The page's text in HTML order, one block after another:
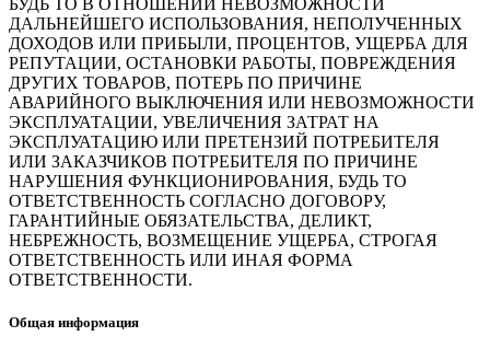
ДАЛЬНЕЙШЕГО ИСПОЛЬЗОВАНИЯ, НЕПОЛУЧЕННЫХ
ДОХОДОВ ИЛИ ПРИБЫЛИ, ПРОЦЕНТОВ, УЩЕРБА ДЛЯ
РЕПУТАЦИИ, ОСТАНОВКИ РАБОТЫ, ПОВРЕЖДЕНИЯ
ДРУГИХ ТОВАРОВ, ПОТЕРЬ ПО ПРИЧИНЕ
АВАРИЙНОГО ВЫКЛЮЧЕНИЯ ИЛИ НЕВОЗМОЖНОСТИ
ЭКСПЛУАТАЦИИ, УВЕЛИЧЕНИЯ ЗАТРАТ НА
ЭКСПЛУАТАЦИЮ ИЛИ ПРЕТЕНЗИЙ ПОТРЕБИТЕЛЯ
ИЛИ ЗАКАЗЧИКОВ ПОТРЕБИТЕЛЯ ПО ПРИЧИНЕ
НАРУШЕНИЯ ФУНКЦИОНИРОВАНИЯ, БУДЬ ТО
ОТВЕТСТВЕННОСТЬ СОГЛАСНО ДОГОВОРУ,
ГАРАНТИЙНЫЕ ОБЯЗАТЕЛЬСТВА, ДЕЛИКТ,
НЕБРЕЖНОСТЬ, ВОЗМЕЩЕНИЕ УЩЕРБА, СТРОГАЯ
ОТВЕТСТВЕННОСТЬ ИЛИ ИНАЯ ФОРМА
ОТВЕТСТВЕННОСТИ.
Общая информация